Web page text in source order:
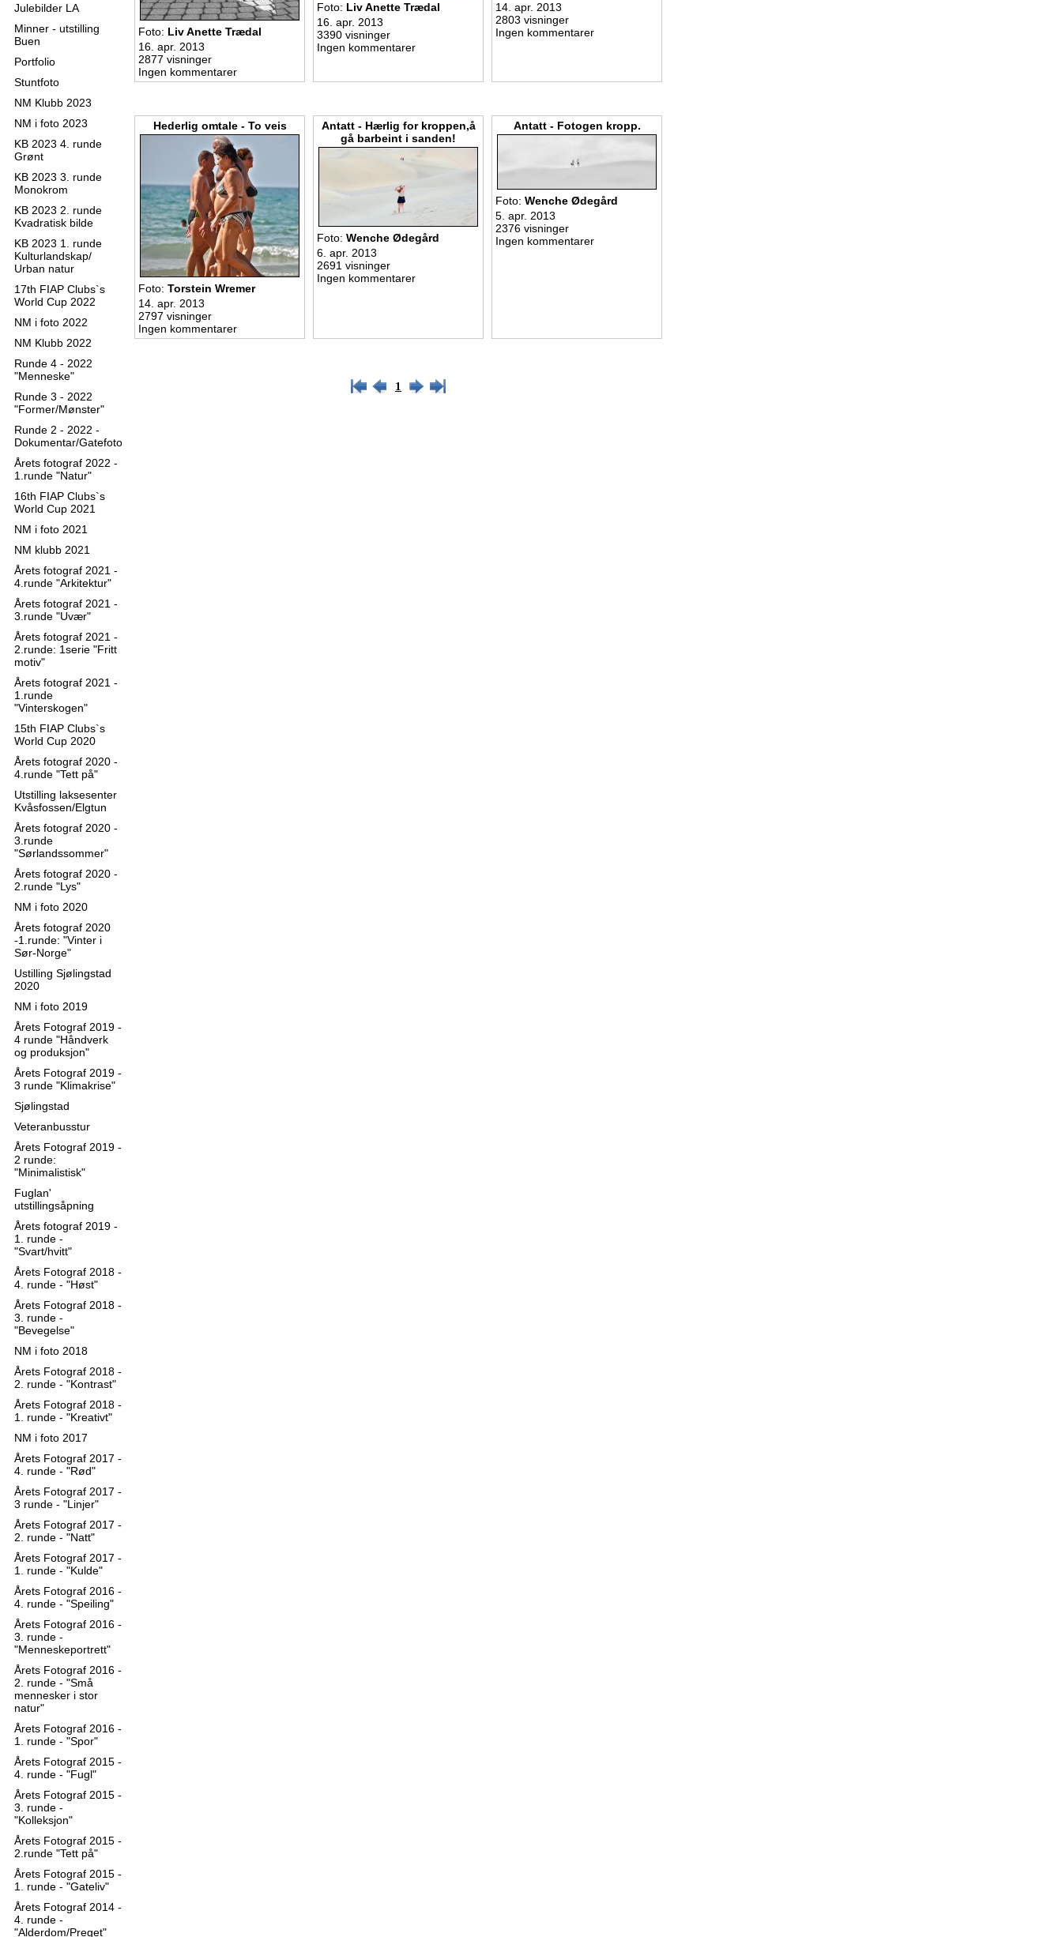
Julebilder LA
Minner - utstilling
Buen
Portfolio
Stuntfoto
NM Klubb 2023
NM i foto 2023
KB 2023 4. runde
Grønt
KB 2023 3. runde
Monokrom
KB 2023 2. runde
Kvadratisk bilde
KB 2023 1. runde
Kulturlandskap/
Urban natur
17th FIAP Clubs`s
World Cup 2022
NM i foto 2022
NM Klubb 2022
Runde 4 - 2022
"Menneske"
Runde 3 - 2022
"Former/Mønster"
Runde 2 - 2022 -
Dokumentar/Gatefoto
Årets fotograf 2022 -
1.runde "Natur"
16th FIAP Clubs`s
World Cup 2021
NM i foto 2021
NM klubb 2021
Årets fotograf 2021 -
4.runde "Arkitektur"
Årets fotograf 2021 -
3.runde "Uvær"
Årets fotograf 2021 -
2.runde: 1serie "Fritt
motiv"
Årets fotograf 2021 -
1.runde
"Vinterskogen"
15th FIAP Clubs`s
World Cup 2020
Årets fotograf 2020 -
4.runde "Tett på"
Utstilling laksesenter
Kvåsfossen/Elgtun
Årets fotograf 2020 -
3.runde
"Sørlandssommer"
Årets fotograf 2020 -
2.runde "Lys"
NM i foto 2020
Årets fotograf 2020
-1.runde: "Vinter i
Sør-Norge"
Ustilling Sjølingstad
2020
NM i foto 2019
Årets Fotograf 2019 -
4 runde "Håndverk
og produksjon"
Årets Fotograf 2019 -
3 runde "Klimakrise"
Sjølingstad
Veteranbusstur
Årets Fotograf 2019 -
2 runde:
"Minimalistisk"
Fuglan'
utstillingsåpning
Årets fotograf 2019 -
1. runde -
"Svart/hvitt"
Årets Fotograf 2018 -
4. runde - "Høst"
Årets Fotograf 2018 -
3. runde -
"Bevegelse"
NM i foto 2018
Årets Fotograf 2018 -
2. runde - "Kontrast"
Årets Fotograf 2018 -
1. runde - "Kreativt"
NM i foto 2017
Årets Fotograf 2017 -
4. runde - "Rød"
Årets Fotograf 2017 -
3 runde - "Linjer"
Årets Fotograf 2017 -
2. runde - "Natt"
Årets Fotograf 2017 -
1. runde - "Kulde"
Årets Fotograf 2016 -
4. runde - "Speiling"
Årets Fotograf 2016 -
3. runde -
"Menneskeportrett"
Årets Fotograf 2016 -
2. runde - "Små
mennesker i stor
natur"
Årets Fotograf 2016 -
1. runde - "Spor"
Årets Fotograf 2015 -
4. runde - "Fugl"
Årets Fotograf 2015 -
3. runde -
"Kolleksjon"
Årets Fotograf 2015 -
2.runde "Tett på"
Årets Fotograf 2015 -
1. runde - "Gateliv"
Årets Fotograf 2014 -
4. runde -
"Alderdom/Preget"
Foto: Liv Anette Trædal
16. apr. 2013
2877 visninger
Ingen kommentarer
Foto: Liv Anette Trædal
16. apr. 2013
3390 visninger
Ingen kommentarer
14. apr. 2013
2803 visninger
Ingen kommentarer
Hederlig omtale - To veis
Foto: Torstein Wremer
14. apr. 2013
2797 visninger
Ingen kommentarer
Antatt - Hærlig for kroppen,å
gå barbeint i sanden!
Foto: Wenche Ødegård
6. apr. 2013
2691 visninger
Ingen kommentarer
Antatt - Fotogen kropp.
Foto: Wenche Ødegård
5. apr. 2013
2376 visninger
Ingen kommentarer
1